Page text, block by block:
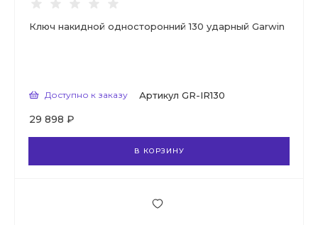
Ключ накидной односторонний 130 ударный Garwin
Доступно к заказу Артикул GR-IR130
29 898 ₽
В КОРЗИНУ